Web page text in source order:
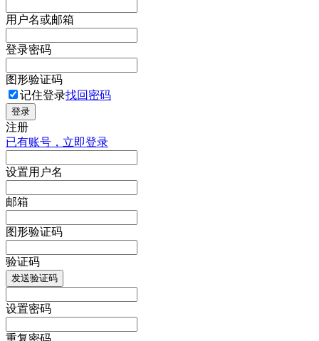
用户名或邮箱
登录密码
图形验证码
记住登录找回密码
登录
注册
已有账号，立即登录
设置用户名
邮箱
图形验证码
验证码
发送验证码
设置密码
重复密码